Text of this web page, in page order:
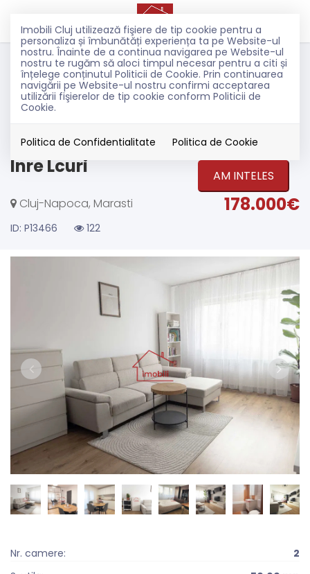
Imobili Cluj utilizează fişiere de tip cookie pentru a
personaliza și îmbunătăți experiența ta pe Website-ul
nostru. Înainte de a continua navigarea pe Website-ul
nostru te rugăm să aloci timpul necesar pentru a citi și
înțelege conținutul Politicii de Cookie. Prin continuarea
navigării pe Website-ul nostru confirmi acceptarea
utilizării fişierelor de tip cookie conform Politicii de
Cookie.
Politica de Confidentialitate Politica de Cookie
AM INTELES
Vanzare
Apartamente
Cluj-Napoca
Marasti
decomandat+ balcon, et. 1/4 |
Inre Lcuri
Cluj-Napoca, Marasti 178.000€
ID: P13466 122
Nr. camere:
2